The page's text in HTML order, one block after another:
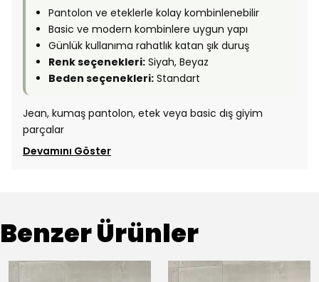
Pantolon ve eteklerle kolay kombinlenebilir
Basic ve modern kombinlere uygun yapı
Günlük kullanıma rahatlık katan şık duruş
Renk seçenekleri: Siyah, Beyaz
Beden seçenekleri: Standart
Jean, kumaş pantolon, etek veya basic dış giyim
parçalar
Devamını Göster
Benzer Ürünler